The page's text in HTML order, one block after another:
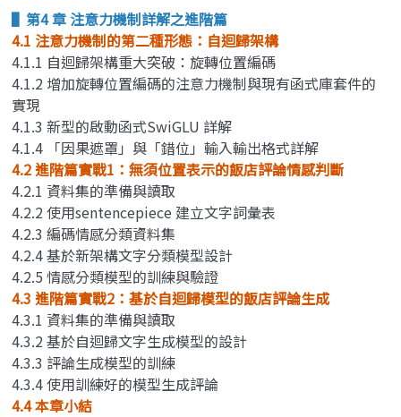
▌第4 章 注意力機制詳解之進階篇
4.1 注意力機制的第二種形態：自迴歸架構
4.1.1 自迴歸架構重大突破：旋轉位置編碼
4.1.2 增加旋轉位置編碼的注意力機制與現有函式庫套件的
實現
4.1.3 新型的啟動函式SwiGLU 詳解
4.1.4 「因果遮罩」與「錯位」輸入輸出格式詳解
4.2 進階篇實戰1：無須位置表示的飯店評論情感判斷
4.2.1 資料集的準備與讀取
4.2.2 使用sentencepiece 建立文字詞彙表
4.2.3 編碼情感分類資料集
4.2.4 基於新架構文字分類模型設計
4.2.5 情感分類模型的訓練與驗證
4.3 進階篇實戰2：基於自迴歸模型的飯店評論生成
4.3.1 資料集的準備與讀取
4.3.2 基於自迴歸文字生成模型的設計
4.3.3 評論生成模型的訓練
4.3.4 使用訓練好的模型生成評論
4.4 本章小結